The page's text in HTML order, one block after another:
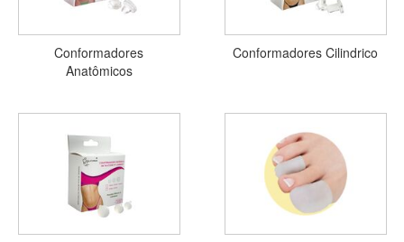
Conformadores
Anatômicos
Conformadores Cilindrico